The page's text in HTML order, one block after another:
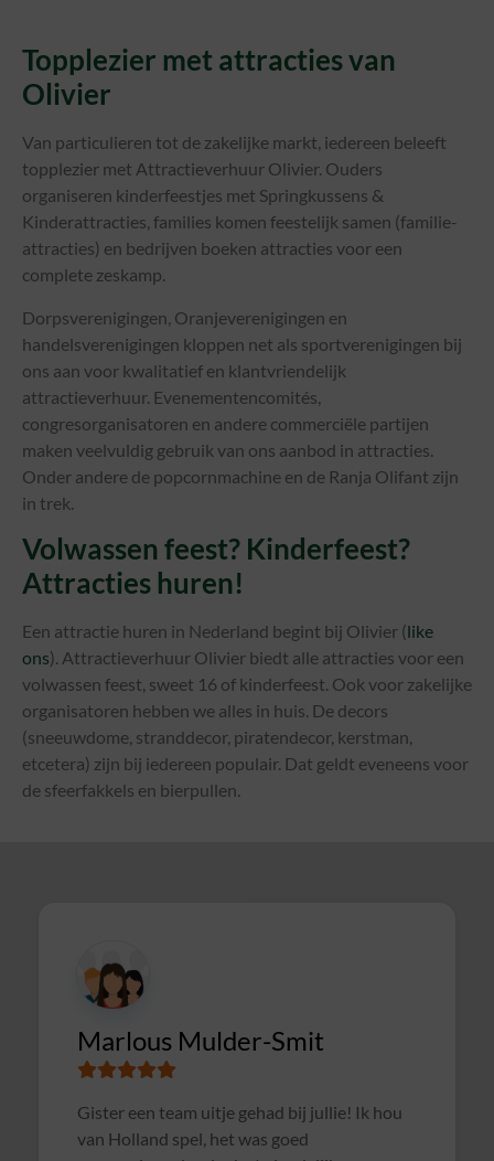
Topplezier met attracties van
Olivier
Van particulieren tot de zakelijke markt, iedereen beleeft
topplezier met Attractieverhuur Olivier. Ouders
organiseren kinderfeestjes met Springkussens &
Kinderattracties, families komen feestelijk samen (familie-
attracties) en bedrijven boeken attracties voor een
complete zeskamp.
Dorpsverenigingen, Oranjeverenigingen en
handelsverenigingen kloppen net als sportverenigingen bij
ons aan voor kwalitatief en klantvriendelijk
attractieverhuur. Evenementencomités,
congresorganisatoren en andere commerciële partijen
maken veelvuldig gebruik van ons aanbod in attracties.
Onder andere de popcornmachine en de Ranja Olifant zijn
in trek.
Volwassen feest? Kinderfeest?
Attracties huren!
Een attractie huren in Nederland begint bij Olivier (like
ons). Attractieverhuur Olivier biedt alle attracties voor een
volwassen feest, sweet 16 of kinderfeest. Ook voor zakelijke
organisatoren hebben we alles in huis. De decors
(sneeuwdome, stranddecor, piratendecor, kerstman,
etcetera) zijn bij iedereen populair. Dat geldt eveneens voor
de sfeerfakkels en bierpullen.
CIMSOLUTIONS
met een gezellige pubquiz. Een dikke 10 :).